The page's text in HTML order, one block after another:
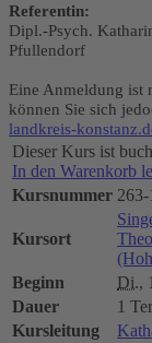
Referentin:
Dipl.-Psych.
Pfullendorf
Eine Anmeldung ist
können Sie sich
landkreis-
Dieser Kurs ist
In den Warenkorb
Kursnummer 263-
Kursort
Beginn
Di.,
Dauer
1
Kursleitung